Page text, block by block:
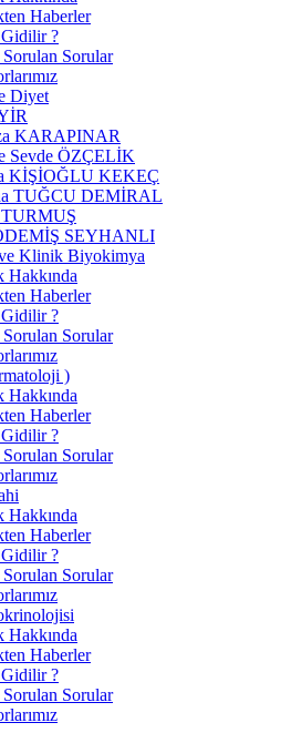
Haberler
Gidilir ?
Sorulan Sorular
Diyet
KARAPINAR
Sevde ÖZÇELİK
KİŞİOĞLU KEKEÇ
TUĞCU DEMİRAL
TURMUŞ
SEYHANLI
Klinik Biyokimya
Haberler
Gidilir ?
Sorulan Sorular
)
Haberler
Gidilir ?
Sorulan Sorular
Haberler
Gidilir ?
Sorulan Sorular
Haberler
Gidilir ?
Sorulan Sorular